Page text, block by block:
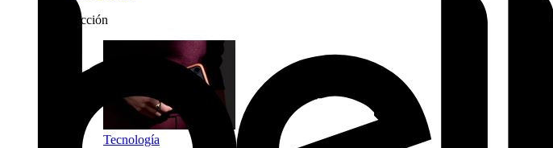
Por colección
Tecnología